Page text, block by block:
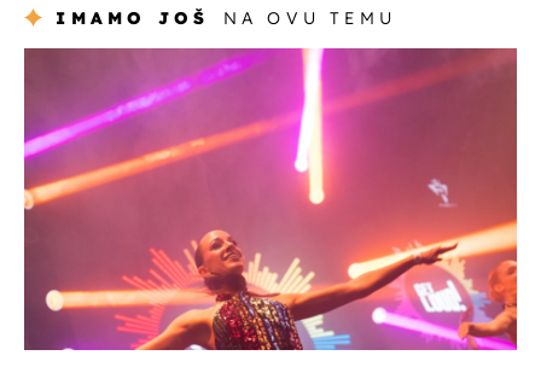
IMAMO JOŠ NA OVU TEMU